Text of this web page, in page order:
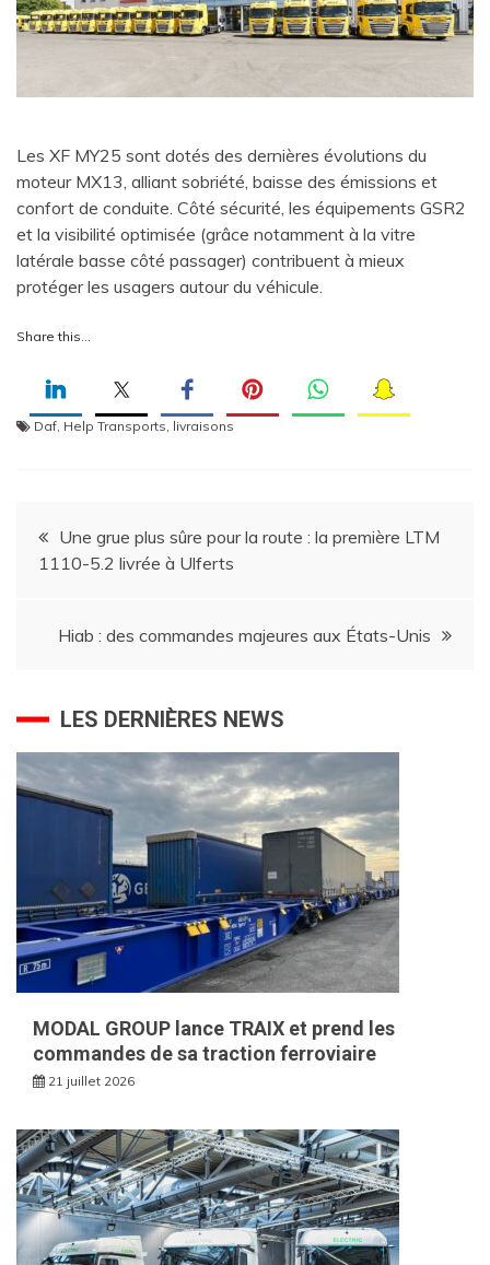
Les XF MY25 sont dotés des dernières évolutions du
moteur MX13, alliant sobriété, baisse des émissions et
confort de conduite. Côté sécurité, les équipements GSR2
et la visibilité optimisée (grâce notamment à la vitre
latérale basse côté passager) contribuent à mieux
protéger les usagers autour du véhicule.
Share this…
Daf, Help Transports, livraisons
Navigation
de
l’article
Une grue plus sûre pour la route : la première LTM
1110-5.2 livrée à Ulferts
Hiab : des commandes majeures aux États-Unis
LES DERNIÈRES NEWS
MODAL GROUP lance TRAIX et prend les
commandes de sa traction ferroviaire
21 juillet 2026